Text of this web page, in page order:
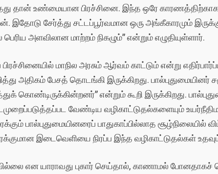
தான் உண்மையான பிரச்சினை. இந்த ஒரே
இதோடு சேர்த்து சட்டப்பூர்வமான ஒரு அங்கீகாரமும்
பெரிய அளவிலான மாற்றம் நிகழும்” என்றும் எழுதியுள்ளார்.
மாநில அரசும் ஆர்வம் காட்டும் என்று
அதிகம் பேசத் தொடங்கி இருக்கிறது.
கொண்டிருக்கின்றனர்” என்றும் கூறி இருக்கிறது.
வேண்டிய வழிகாட்டுதல்களையும்
பால்புதுமையினரைப் பாதுகாப்பில்லாத சூழ்நிலையில்
இடைவெளியை நிரப்ப இந்த வழிகாட்டுதல்கள் உதவும்”
என யாராவது புகார் செய்தால், காணாமல் போனதாகச்